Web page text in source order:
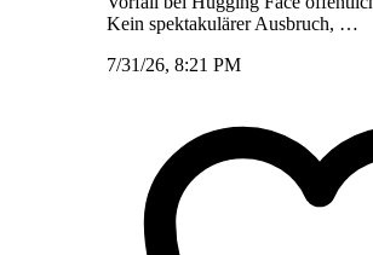
Kein spektakulärer Ausbruch, …
7/31/26, 8:21 PM